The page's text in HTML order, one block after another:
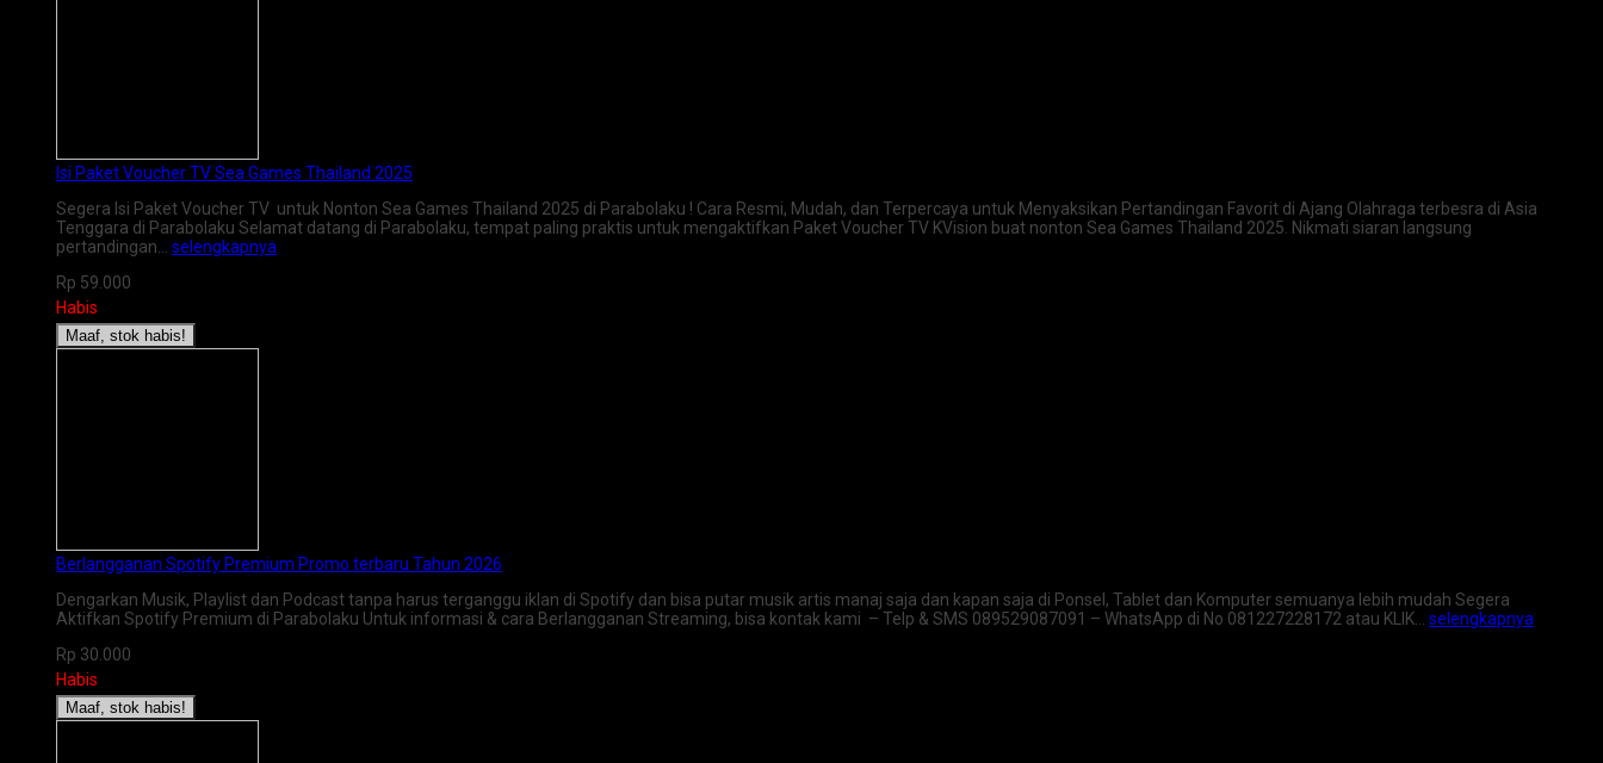
Isi Paket Voucher TV Sea Games Thailand 2025
Segera Isi Paket Voucher TV untuk Nonton Sea Games Thailand 2025 di Parabolaku ! Cara Resmi, Mudah, dan Terpercaya untuk Menyaksikan Pertandingan Favorit di Ajang Olahraga terbesra di Asia
Tenggara di Parabolaku Selamat datang di Parabolaku, tempat paling praktis untuk mengaktifkan Paket Voucher TV KVision buat nonton Sea Games Thailand 2025. Nikmati siaran langsung
pertandingan… selengkapnya
Rp 59.000
Habis
Maaf, stok habis!
Berlangganan Spotify Premium Promo terbaru Tahun 2026
Dengarkan Musik, Playlist dan Podcast tanpa harus terganggu iklan di Spotify dan bisa putar musik artis manaj saja dan kapan saja di Ponsel, Tablet dan Komputer semuanya lebih mudah Segera
Aktifkan Spotify Premium di Parabolaku Untuk informasi & cara Berlangganan Streaming, bisa kontak kami – Telp & SMS 089529087091 – WhatsApp di No 081227228172 atau KLIK… selengkapnya
Rp 30.000
Habis
Maaf, stok habis!